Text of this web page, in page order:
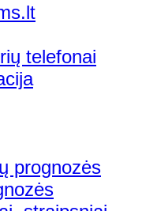
telefonai
prognozės